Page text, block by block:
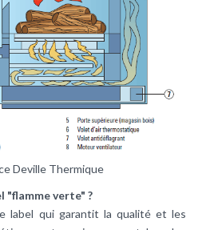
Deville Thermique
"flamme verte" ?
label qui garantit la qualité et les